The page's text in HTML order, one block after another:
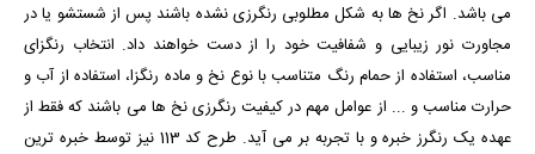
می باشد. اگر نخ ها به شکل مطلوبی رنگرزی نشده باشند پس از شستشو یا در
مجاورت نور زیبایی و شفافیت خود را از دست خواهند داد. انتخاب رنگزای
مناسب، استفاده از حمام رنگ متناسب با نوع نخ و ماده رنگزا، استفاده از آب و
حرارت مناسب و ... از عوامل مهم در کیفیت رنگرزی نخ ها می باشند که فقط از
عهده یک رنگرز خبره و با تجربه بر می آید. طرح کد 113 نیز توسط خبره ترین